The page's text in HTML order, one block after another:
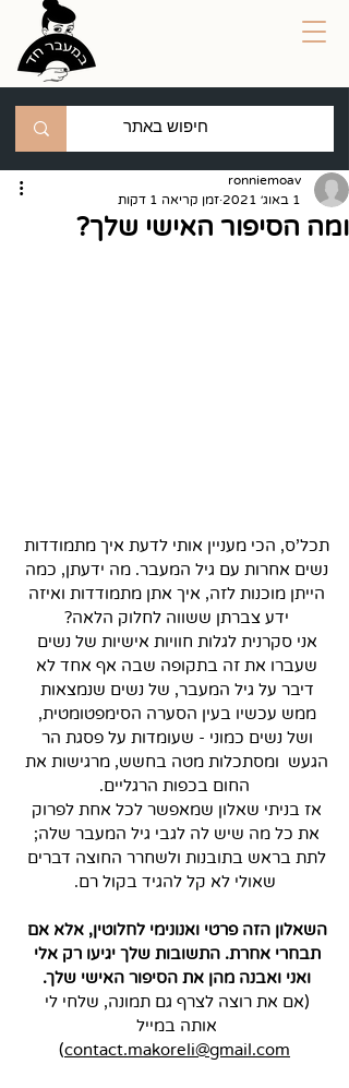
ומה הסיפור האישי שלך?
ronniemoav
1 באוג׳ 2021
זמן קריאה 1 דקות
תכל'ס, הכי מעניין אותי לדעת איך מתמודדות
נשים אחרות עם גיל המעבר. מה ידעתן, כמה
הייתן מוכנות לזה, איך אתן מתמודדות ואיזה
ידע צברתן ששווה לחלוק הלאה?
אני סקרנית לגלות חוויות אישיות של נשים
שעברו את זה בתקופה שבה אף אחד לא
דיבר על גיל המעבר, של נשים שנמצאות
ממש עכשיו בעין הסערה הסימפטומטית,
ושל נשים כמוני - שעומדות על פסגת הר
הגעש  ומסתכלות מטה בחשש, מרגישות את
החום בכפות הרגליים.
אז בניתי שאלון שמאפשר לכל אחת לפרוק
את כל מה שיש לה לגבי גיל המעבר שלה;
לתת בראש בתובנות ולשחרר החוצה דברים
שאולי לא קל להגיד בקול רם.
השאלון הזה פרטי ואנונימי לחלוטין, אלא אם
תבחרי אחרת. התשובות שלך יגיעו רק אלי
ואני ואבנה מהן את הסיפור האישי שלך.
(אם את רוצה לצרף גם תמונה, שלחי לי
אותה במייל
contact.makoreli@gmail.com
)